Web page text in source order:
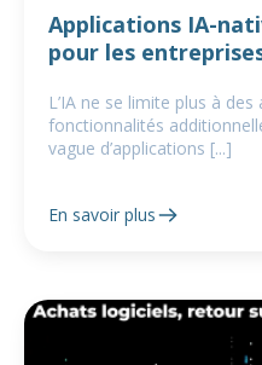
Applications IA-
pour les
L’IA ne se limite plus à
fonctionnalités
vague d’applications [...]
En savoir plus